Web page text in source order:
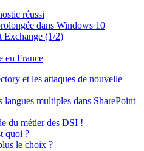
réussi
dans Windows 10
Exchange (1/2)
en France
et les attaques de nouvelle
multiples dans SharePoint
du métier des DSI !
quoi ?
le choix ?